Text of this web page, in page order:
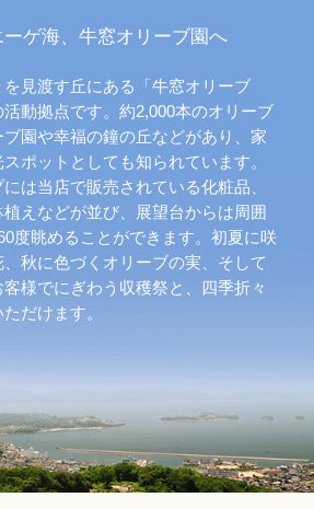
ゲ海、牛窓オリーブ園へ
見渡す丘にある「牛窓オリーブ
動拠点です。約2,000本のオリーブ
園や幸福の鐘の丘などがあり、家
ポットとしても知られています。
は当店で販売されている化粧品、
えなどが並び、展望台からは周囲
度眺めることができます。初夏に咲
、秋に色づくオリーブの実、そして
様でにぎわう収穫祭と、四季折々
だけます。